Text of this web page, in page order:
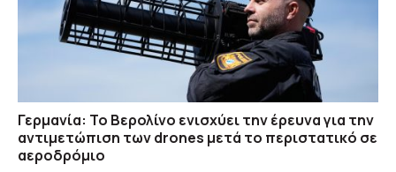
Γερμανία: Το Βερολίνο ενισχύει την έρευνα για την
αντιμετώπιση των drones μετά το περιστατικό σε
αεροδρόμιο